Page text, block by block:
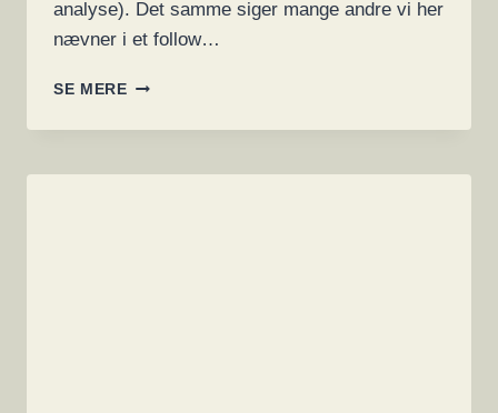
analyse). Det samme siger mange andre vi her
nævner i et follow…
SE MEREKRYPTOSVINDEL
I
TIL